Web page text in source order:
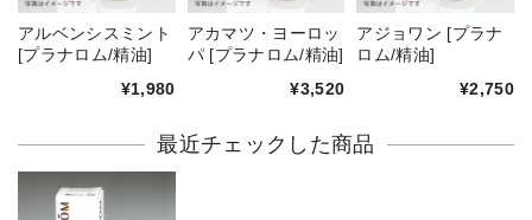
アルベンシスミント
[プラナロム/精油]
¥1,980
アカマツ・ヨーロッ
パ [プラナロム/精油]
¥3,520
アジョワン [プラナ
ロム/精油]
¥2,750
最近チェックした商品